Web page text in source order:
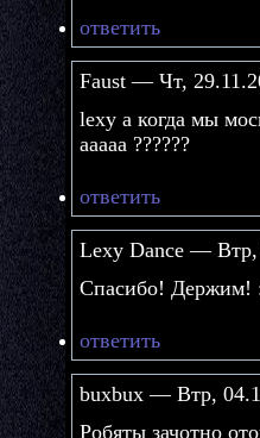
ответить
Faust — Чт,
lexy а когда мы
ааааа ??????
ответить
Lexy Dance — Втр,
Спасибо! Держим!
ответить
buxbux — Втр,
Робяты зачотно